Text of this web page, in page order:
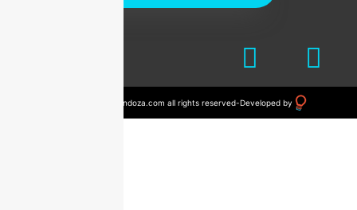
© 2023 drvictormendoza.com all rights reserved-Developed by